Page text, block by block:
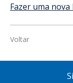
Fazer uma nova
Voltar